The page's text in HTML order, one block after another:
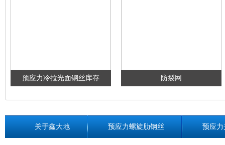
预应力冷拉光面钢丝库存 防裂网
关于鑫大地 预应力螺旋肋钢丝 预应